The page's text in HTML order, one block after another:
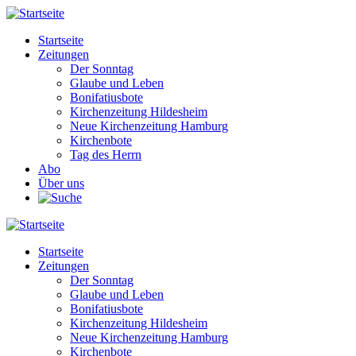
Direkt
Inhalt
Main
navigation
Startseite
Zeitungen
Der Sonntag
Glaube und Leben
Bonifatiusbote
Kirchenzeitung Hildesheim
Neue Kirchenzeitung Hamburg
Kirchenbote
Tag des Herrn
Abo
Über uns
Main
navigation
Startseite
Zeitungen
Der Sonntag
Glaube und Leben
Bonifatiusbote
Kirchenzeitung Hildesheim
Neue Kirchenzeitung Hamburg
Kirchenbote